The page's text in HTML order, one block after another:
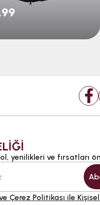
yenilikleri ve fırsatları
Çerez Politikası ile